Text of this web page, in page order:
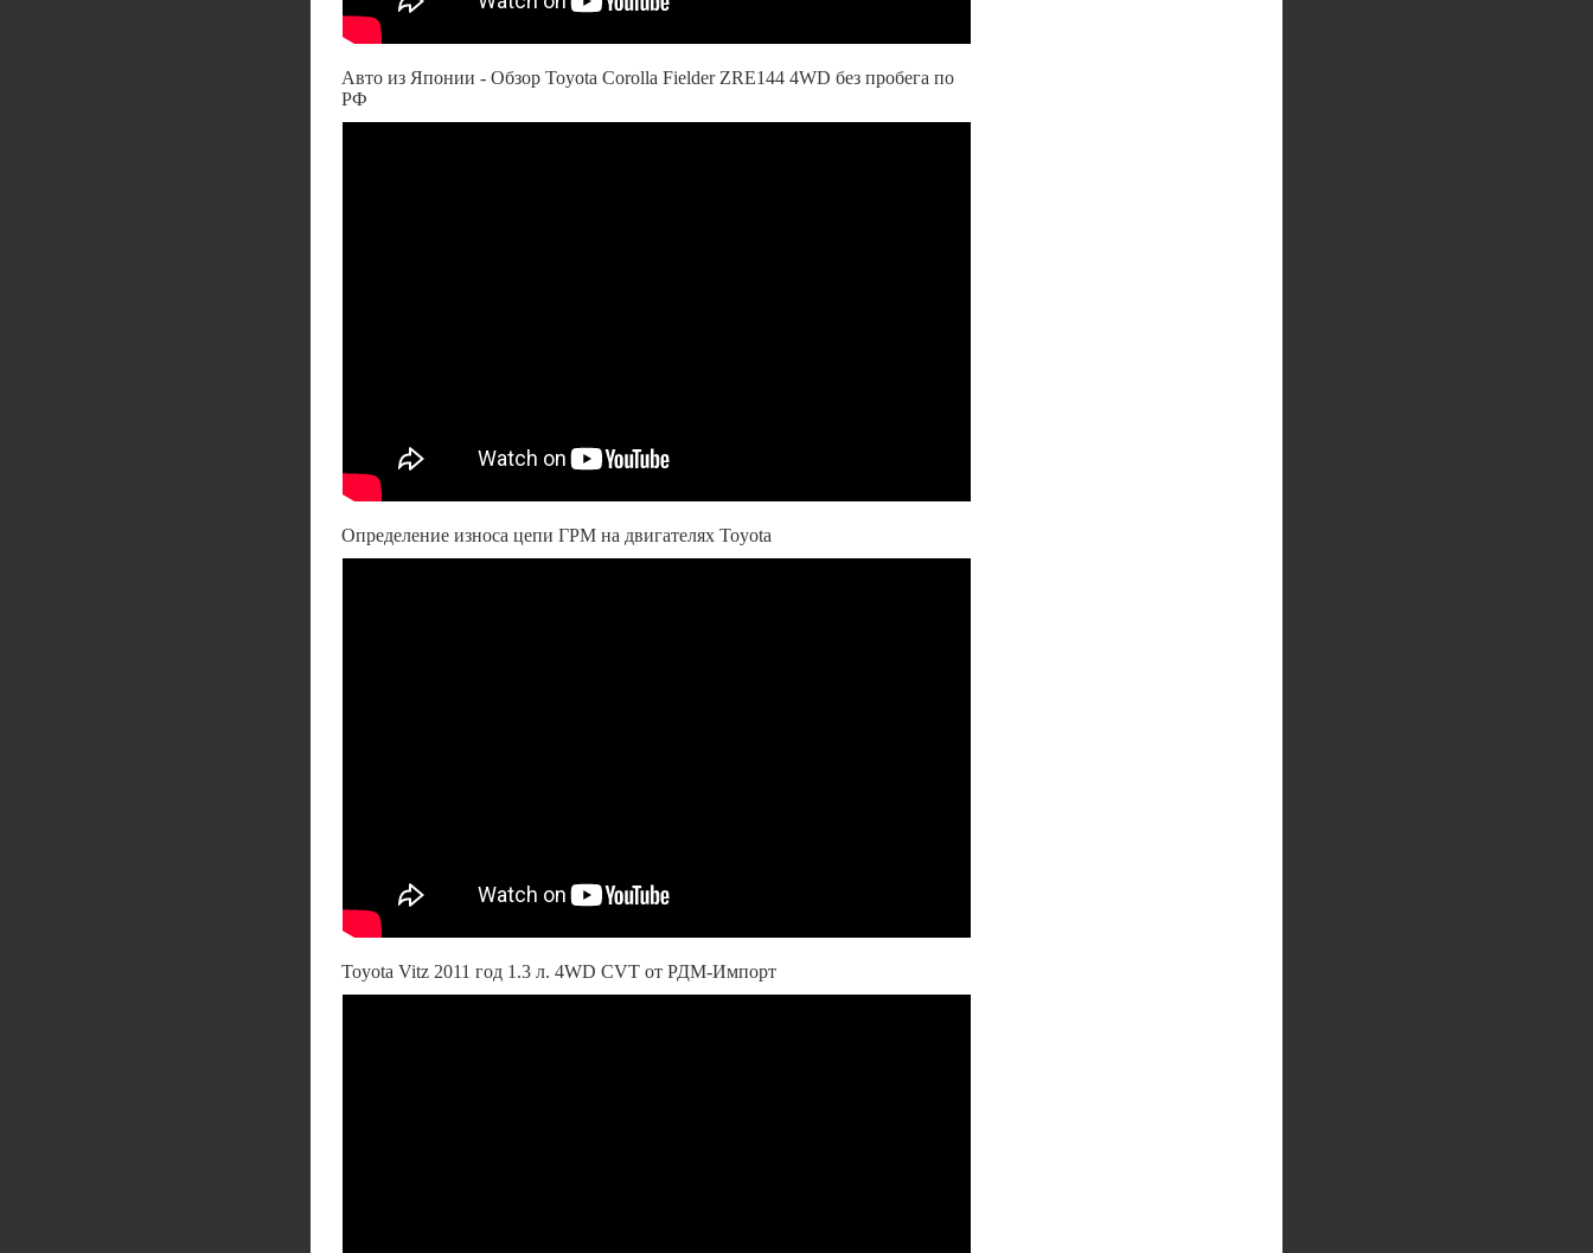
Авто из Японии - Обзор Toyota Corolla Fielder ZRE144 4WD без пробега по
РФ
Определение износа цепи ГРМ на двигателях Toyota
Toyota Vitz 2011 год 1.3 л. 4WD CVT от РДМ-Импорт